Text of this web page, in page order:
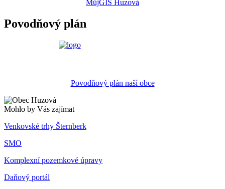
MůjGIS Huzová
Povodňový plán
Povodňový plán naší obce
Mohlo by Vás zajímat
Venkovské trhy Šternberk
SMO
Komplexní pozemkové úpravy
Daňový portál